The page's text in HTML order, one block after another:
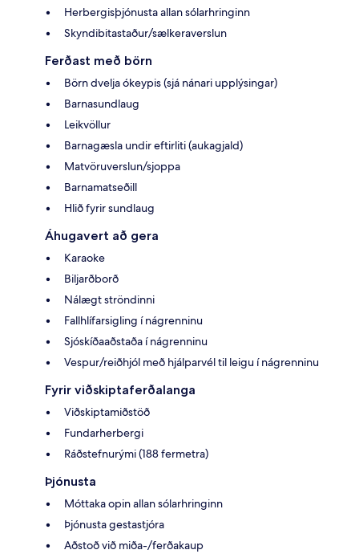
Herbergisþjónusta allan sólarhringinn
Skyndibitastaður/sælkeraverslun
Ferðast með börn
Börn dvelja ókeypis (sjá nánari upplýsingar)
Barnasundlaug
Leikvöllur
Barnagæsla undir eftirliti (aukagjald)
Matvöruverslun/sjoppa
Barnamatseðill
Hlið fyrir sundlaug
Áhugavert að gera
Karaoke
Biljarðborð
Nálægt ströndinni
Fallhlífarsigling í nágrenninu
Sjóskíðaaðstaða í nágrenninu
Vespur/reiðhjól með hjálparvél til leigu í nágrenninu
Fyrir viðskiptaferðalanga
Viðskiptamiðstöð
Fundarherbergi
Ráðstefnurými (188 fermetra)
Þjónusta
Móttaka opin allan sólarhringinn
Þjónusta gestastjóra
Aðstoð við miða-/ferðakaup